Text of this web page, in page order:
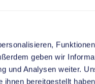
geben wir
und Analysen weiter.
bereitgestellt